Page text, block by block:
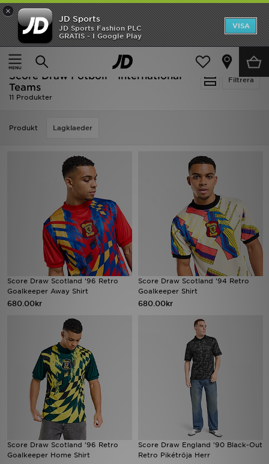
×
JD Sports
JD Sports Fashion PLC
GRATIS - I Google Play
VISA
Ny termin, ny stil Essentials för skolstarten
Hem
Score Draw Fotboll - International Teams
Filtrera
Score Draw Fotboll - International
Teams
11 Produkter
Produkt Lagklaeder
Score Draw Scotland '96 Retro
Goalkeeper Away Shirt
680.00kr
Score Draw Scotland '94 Retro
Goalkeeper Shirt
680.00kr
Score Draw Scotland '96 Retro
Goalkeeper Home Shirt
Score Draw England '90 Black-Out
Retro Pikétröja Herr
Hem
Rea
Nyheter
Herr
Dam
Bästsäljare
Ladda ner appen
Mina meddelanden
Kundservice
JD Blogg